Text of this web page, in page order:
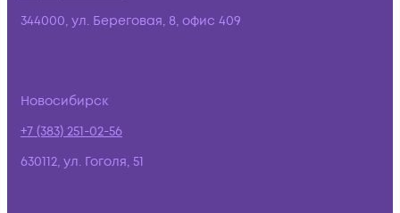
344000, ул. Береговая, 8, офис 409
Новосибирск
+7 (383) 251-02-56
630112, ул. Гоголя, 51